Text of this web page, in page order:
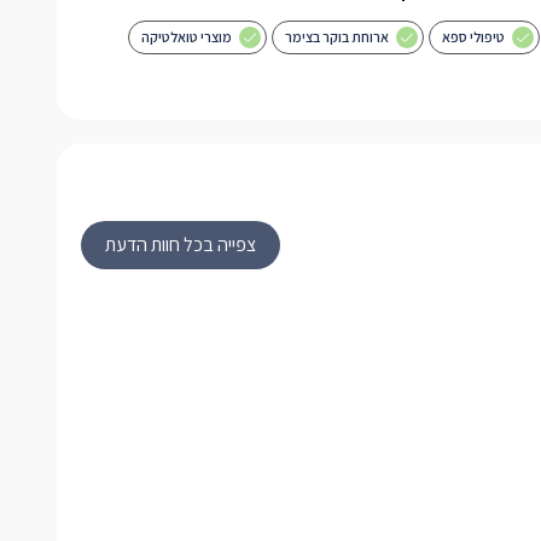
טיפולי ספא ארוחת בוקר בצימר מוצרי טואלטיקה
צפייה בכל חוות הדעת